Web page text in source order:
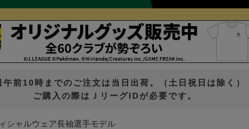
午前10時までのご注文は当日出荷。（土日祝日は除く）
ご購入の際はＪリーグIDが必要です。
シャルウェア長袖選手モデル